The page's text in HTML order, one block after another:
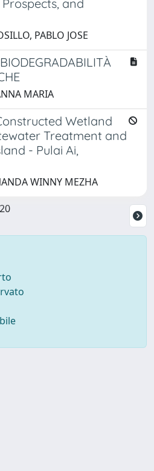
and
PABLO JOSE
MARIA
Wetland
Treatment and
- Pulai Ai,
WINNY MEZHA